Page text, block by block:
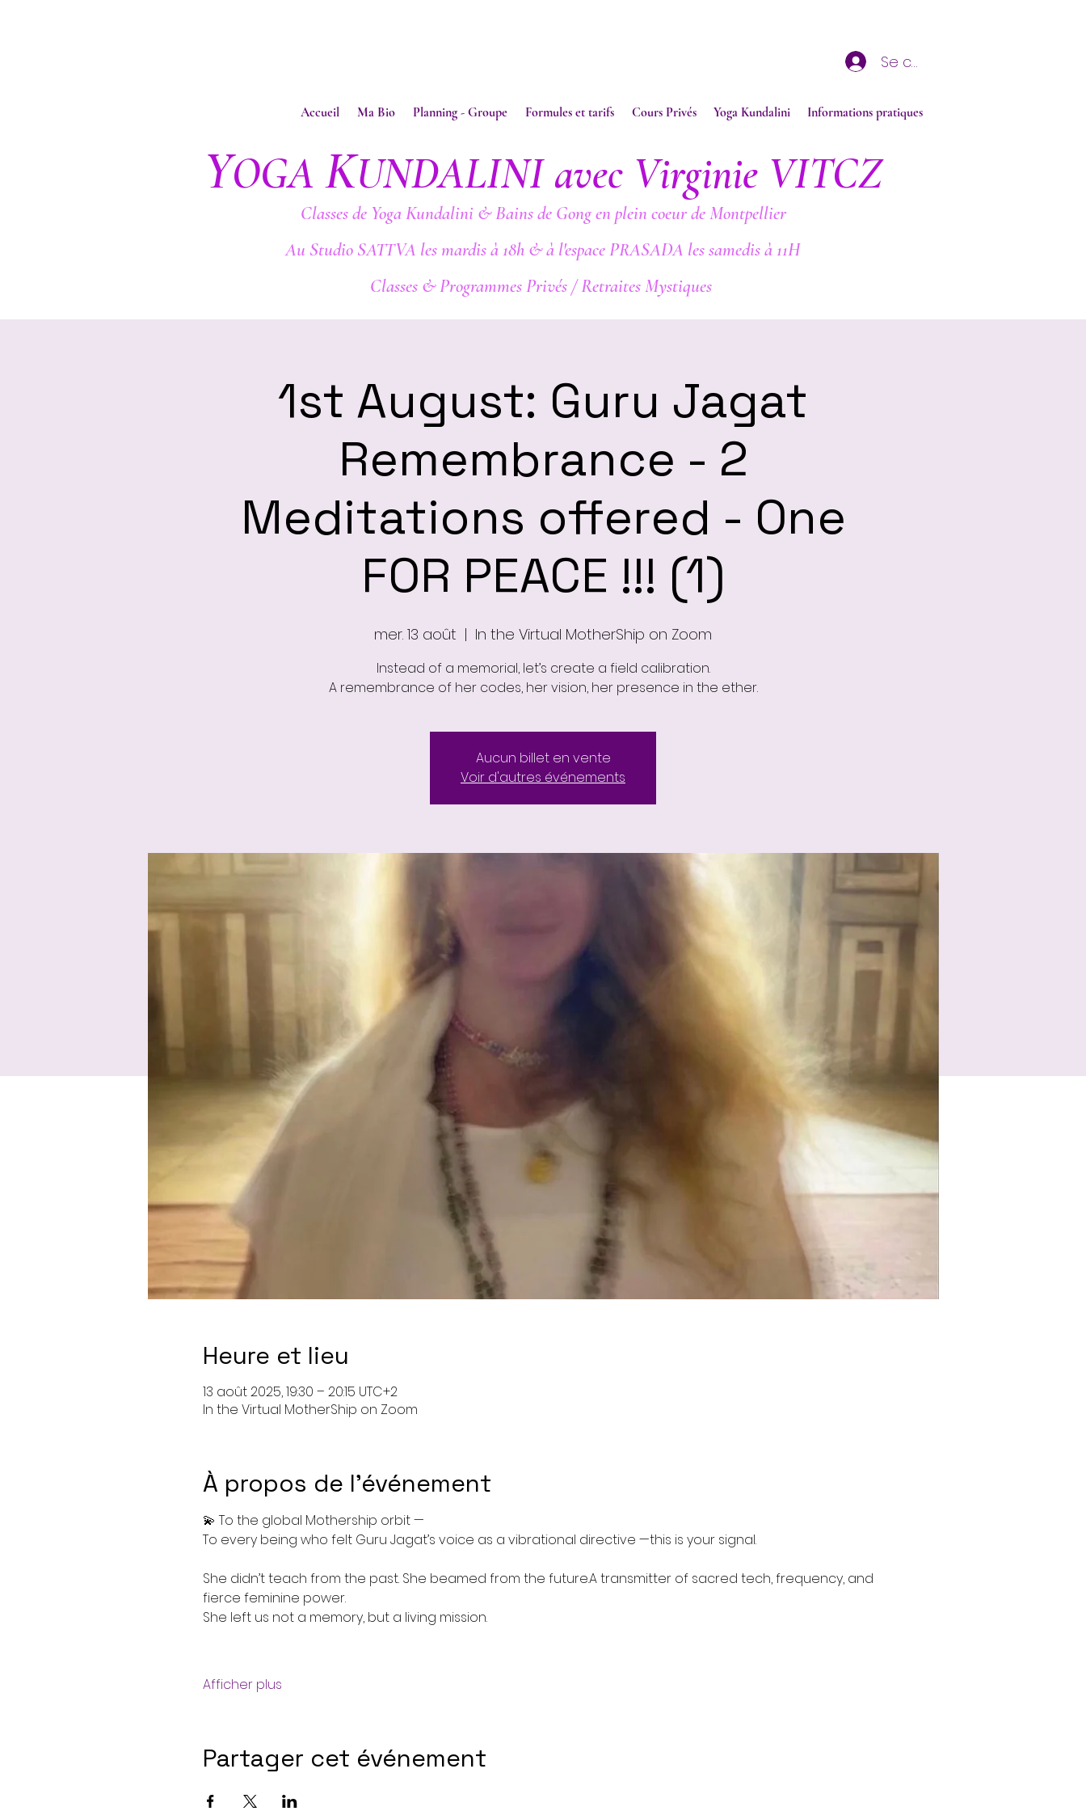
Accueil Ma Bio Planning - Groupe Formules et tarifs Cours Privés Yoga Kundalini Informations pratiques
Se connecter
YOGA KUNDALINI avec Virginie VITCZ
Classes de Yoga Kundalini & Bains de Gong en plein coeur de Montpellier
Au Studio SATTVA les mardis à 18h & à l'espace PRASADA les samedis à 11H
Classes & Programmes Privés / Retraites Mystiques
1st August: Guru Jagat
Remembrance - 2
Meditations offered - One
FOR PEACE !!! (1)
mer. 13 août
  |
In the Virtual MotherShip on Zoom
Instead of a memorial, let’s create a field calibration.
A remembrance of her codes, her vision, her presence in the ether.
Aucun billet en vente
Voir d'autres événements
Heure et lieu
13 août 2025, 19:30 – 20:15 UTC+2
In the Virtual MotherShip on Zoom
À propos de l'événement
💫 To the global Mothership orbit —
To every being who felt Guru Jagat’s voice as a vibrational directive —this is your signal.
She didn’t teach from the past. She beamed from the future.A transmitter of sacred tech, frequency, and
fierce feminine power.
She left us not a memory, but a living mission.
Afficher plus
Partager cet événement